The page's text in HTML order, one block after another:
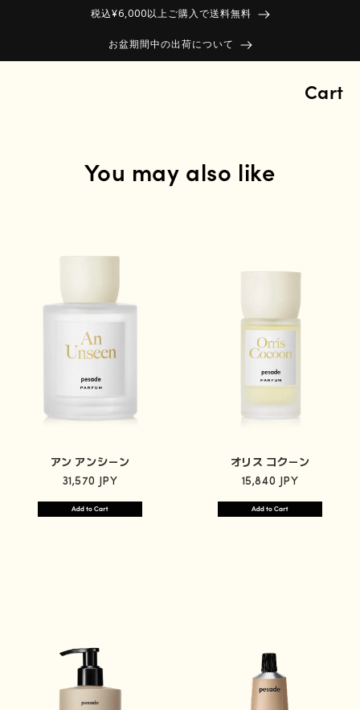
税込¥6,000以上ご購入で送料無料
お盆期間中の出荷について
Cart
You may also like
アン アンシーン
31,570 JPY
オリス コクーン
15,840 JPY